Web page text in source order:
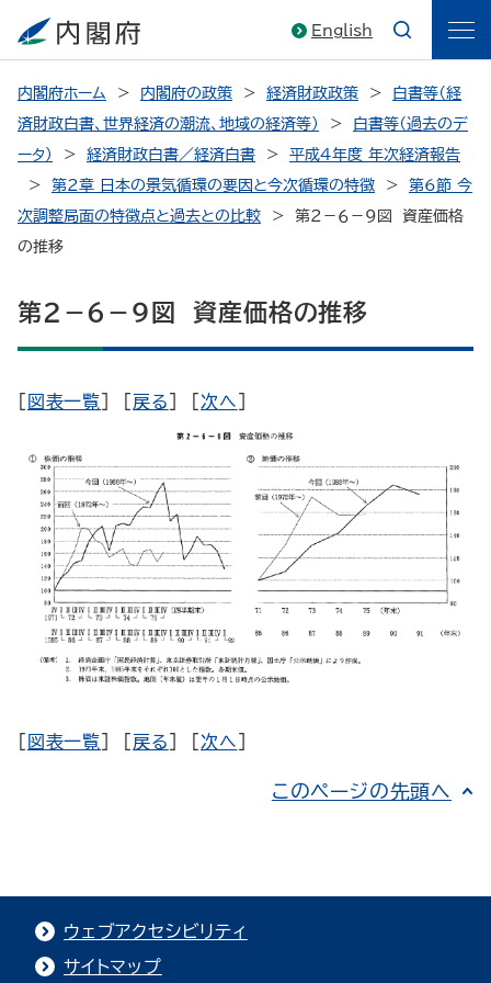
English
内閣府ホーム 内閣府の政策 経済財政政策
白書等（経
済財政白書、世界経済の潮流、地域の経済等）
白書等（過去のデ
ータ）
経済財政白書／経済白書
平成4年度 年次経済報告
第2章 日本の景気循環の要因と今次循環の特徴
第6節 今
次調整局面の特徴点と過去との比較
第２－６－９図 資産価格
の推移
第２－６－９図 資産価格の推移
図表一覧 戻る ] [次へ
図表一覧 戻る ] [次へ
このページの先頭へ
ウェブアクセシビリティ
サイトマップ